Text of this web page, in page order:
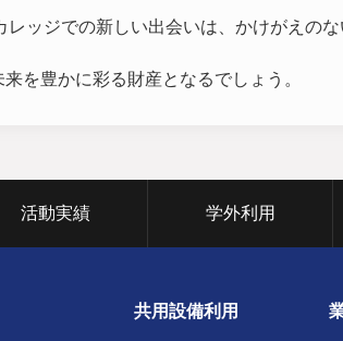
ッジでの新しい出会いは、かけがえのな
を豊かに彩る財産となるでしょう。
活動実績 学外利用
共用設備利用